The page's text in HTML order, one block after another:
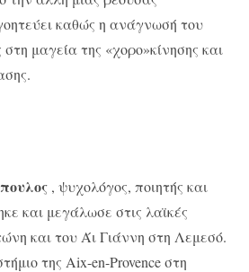
καθώς η ανάγνωσή του
μαγεία της «χορο»κίνησης και
, ψυχολόγος, ποιητής και
και μεγάλωσε στις λαϊκές
και του Άι Γιάννη στη Λεμεσό.
της Aix-en-Provence στη